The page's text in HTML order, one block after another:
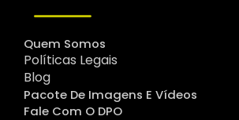
Quem Somos
Políticas Legais
Blog
Pacote De Imagens E Vídeos
Fale Com O DPO